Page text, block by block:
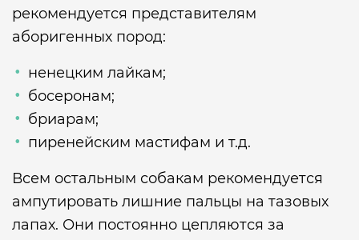
рекомендуется представителям
аборигенных пород:
ненецким лайкам;
босеронам;
бриарам;
пиренейским мастифам и т.д.
Всем остальным собакам рекомендуется
ампутировать лишние пальцы на тазовых
лапах. Они постоянно цепляются за